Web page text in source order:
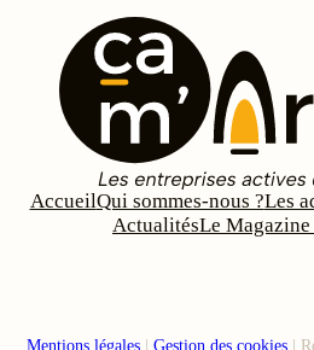
AccueilQui sommes-nous ?Les
ActualitésLe
Mentions légales | Gestion des cookies |